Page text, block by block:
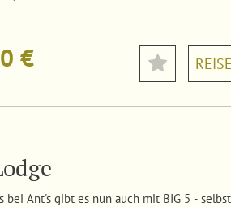
€
bei Ant's gibt es nun auch mit BIG 5 -